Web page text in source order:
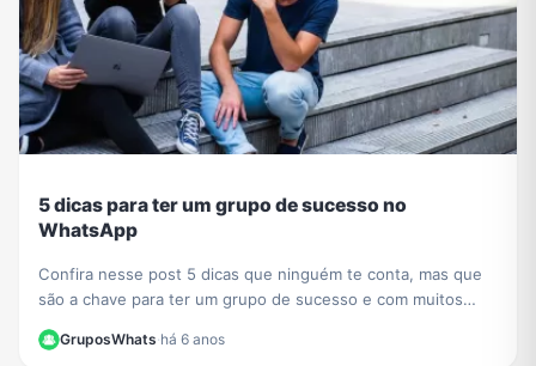
5 dicas para ter um grupo de sucesso no
WhatsApp
Confira nesse post 5 dicas que ninguém te conta, mas que
são a chave para ter um grupo de sucesso e com muitos
GruposWhats·há 6 anos